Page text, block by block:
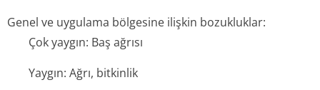
Genel ve uygulama bölgesine ilişkin bozukluklar:
Çok yaygın: Baş ağrısı
Yaygın: Ağrı, bitkinlik